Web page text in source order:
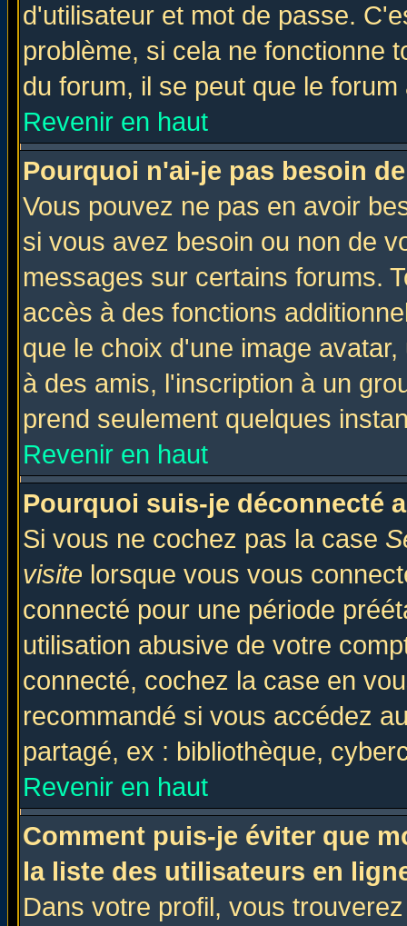
d'utilisateur et mot de passe.
problème, si cela ne fonctionne
du forum, il se peut que le
Revenir en haut
Pourquoi n'ai-je pas besoin
Vous pouvez ne pas en avoir
si vous avez besoin ou non de
messages sur certains forums.
accès à des fonctions
que le choix d'une image
à des amis, l'inscription à un
prend seulement quelques
Revenir en haut
Pourquoi suis-je déconnecté
Si vous ne cochez pas la case
visite lorsque vous vous
connecté pour une période
utilisation abusive de votre
connecté, cochez la case en
recommandé si vous accédez
partagé, ex : bibliothèque,
Revenir en haut
Comment puis-je éviter que
la liste des utilisateurs en
Dans votre profil, vous